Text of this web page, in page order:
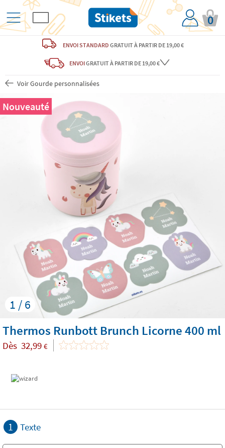
0
ENVOI STANDARD GRATUITÀ PARTIR DE 19,00 €
ENVOIGRATUITÀ PARTIR DE 19,00 €
Voir Gourde personnalisées
1 / 6
Nouveauté
Thermos Runbott Brunch Licorne 400 ml
Dès 32,99 €
1 Texte